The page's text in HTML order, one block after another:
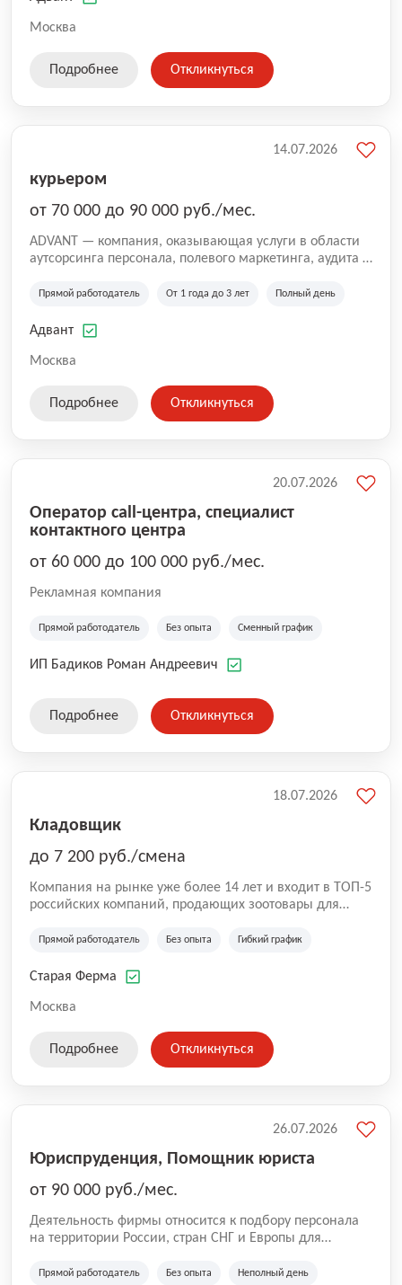
Москва
Подробнее Откликнуться
курьером
от 70 000 до 90 000 руб./мес.
ADVANT — компания, оказывающая услуги в области
аутсорсинга персонала, полевого маркетинга, аудита и
региональных клиентов. Мы работаем на рынке с
Казахстана и Беларуси, сотрудничая с компаниями из
Прямой работодатель От 1 года до 3 лет Полный день
Адвант
Москва
14.07.2026
Подробнее Откликнуться
Оператор call-центра, специалист
контактного центра
от 60 000 до 100 000 руб./мес.
Рекламная компания
Прямой работодатель Без опыта Сменный график
ИП Бадиков Роман Андреевич
20.07.2026
Подробнее Откликнуться
Кладовщик
до 7 200 руб./смена
Компания на рынке уже более 14 лет и входит в ТОП-5
российских компаний, продающих зоотовары для
компания владеет 5 розничными магазинами, а также
России (Wildberries, Ozon, Яндекс. Маркет и
на глобальной доставке товаров по всей территории
SKU, премиальные бренды кормов и собственные
Прямой работодатель Без опыта Гибкий график
Старая Ферма
Москва
18.07.2026
Подробнее Откликнуться
Юриспруденция, Помощник юриста
от 90 000 руб./мес.
Деятельность фирмы относится к подбору персонала
на территории России, стран СНГ и Европы для
культуре и развлечениям, информационным
Прямой работодатель Без опыта Неполный день
26.07.2026